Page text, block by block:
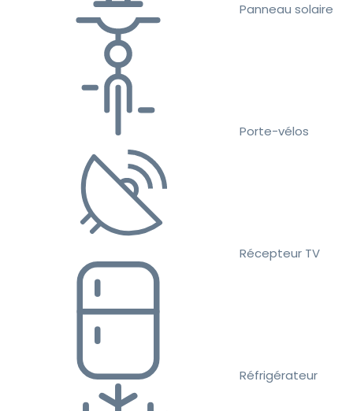
Panneau solaire
Porte-vélos
Récepteur TV
Réfrigérateur